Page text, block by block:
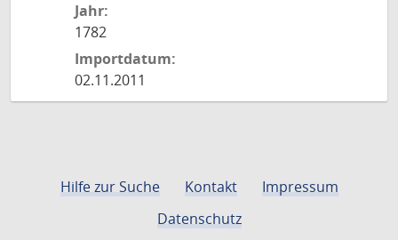
Jahr:
1782
Importdatum:
02.11.2011
Hilfe zur Suche Kontakt
Impressum
Datenschutz